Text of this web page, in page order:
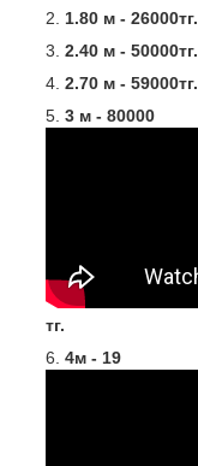
1.80 м - 26000тг.
2.40 м - 50000тг.
2.70 м - 59000тг.
3 м - 80000
тг.
4м - 19